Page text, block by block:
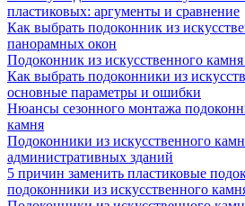
пластиковых: аргументы и сравнение
Как выбрать подоконник из
панорамных окон
Подоконник из искусственного камня
Как выбрать подоконники из
основные параметры и ошибки
Нюансы сезонного монтажа
камня
Подоконники из искусственного
административных зданий
5 причин заменить пластиковые
подоконники из искусственного